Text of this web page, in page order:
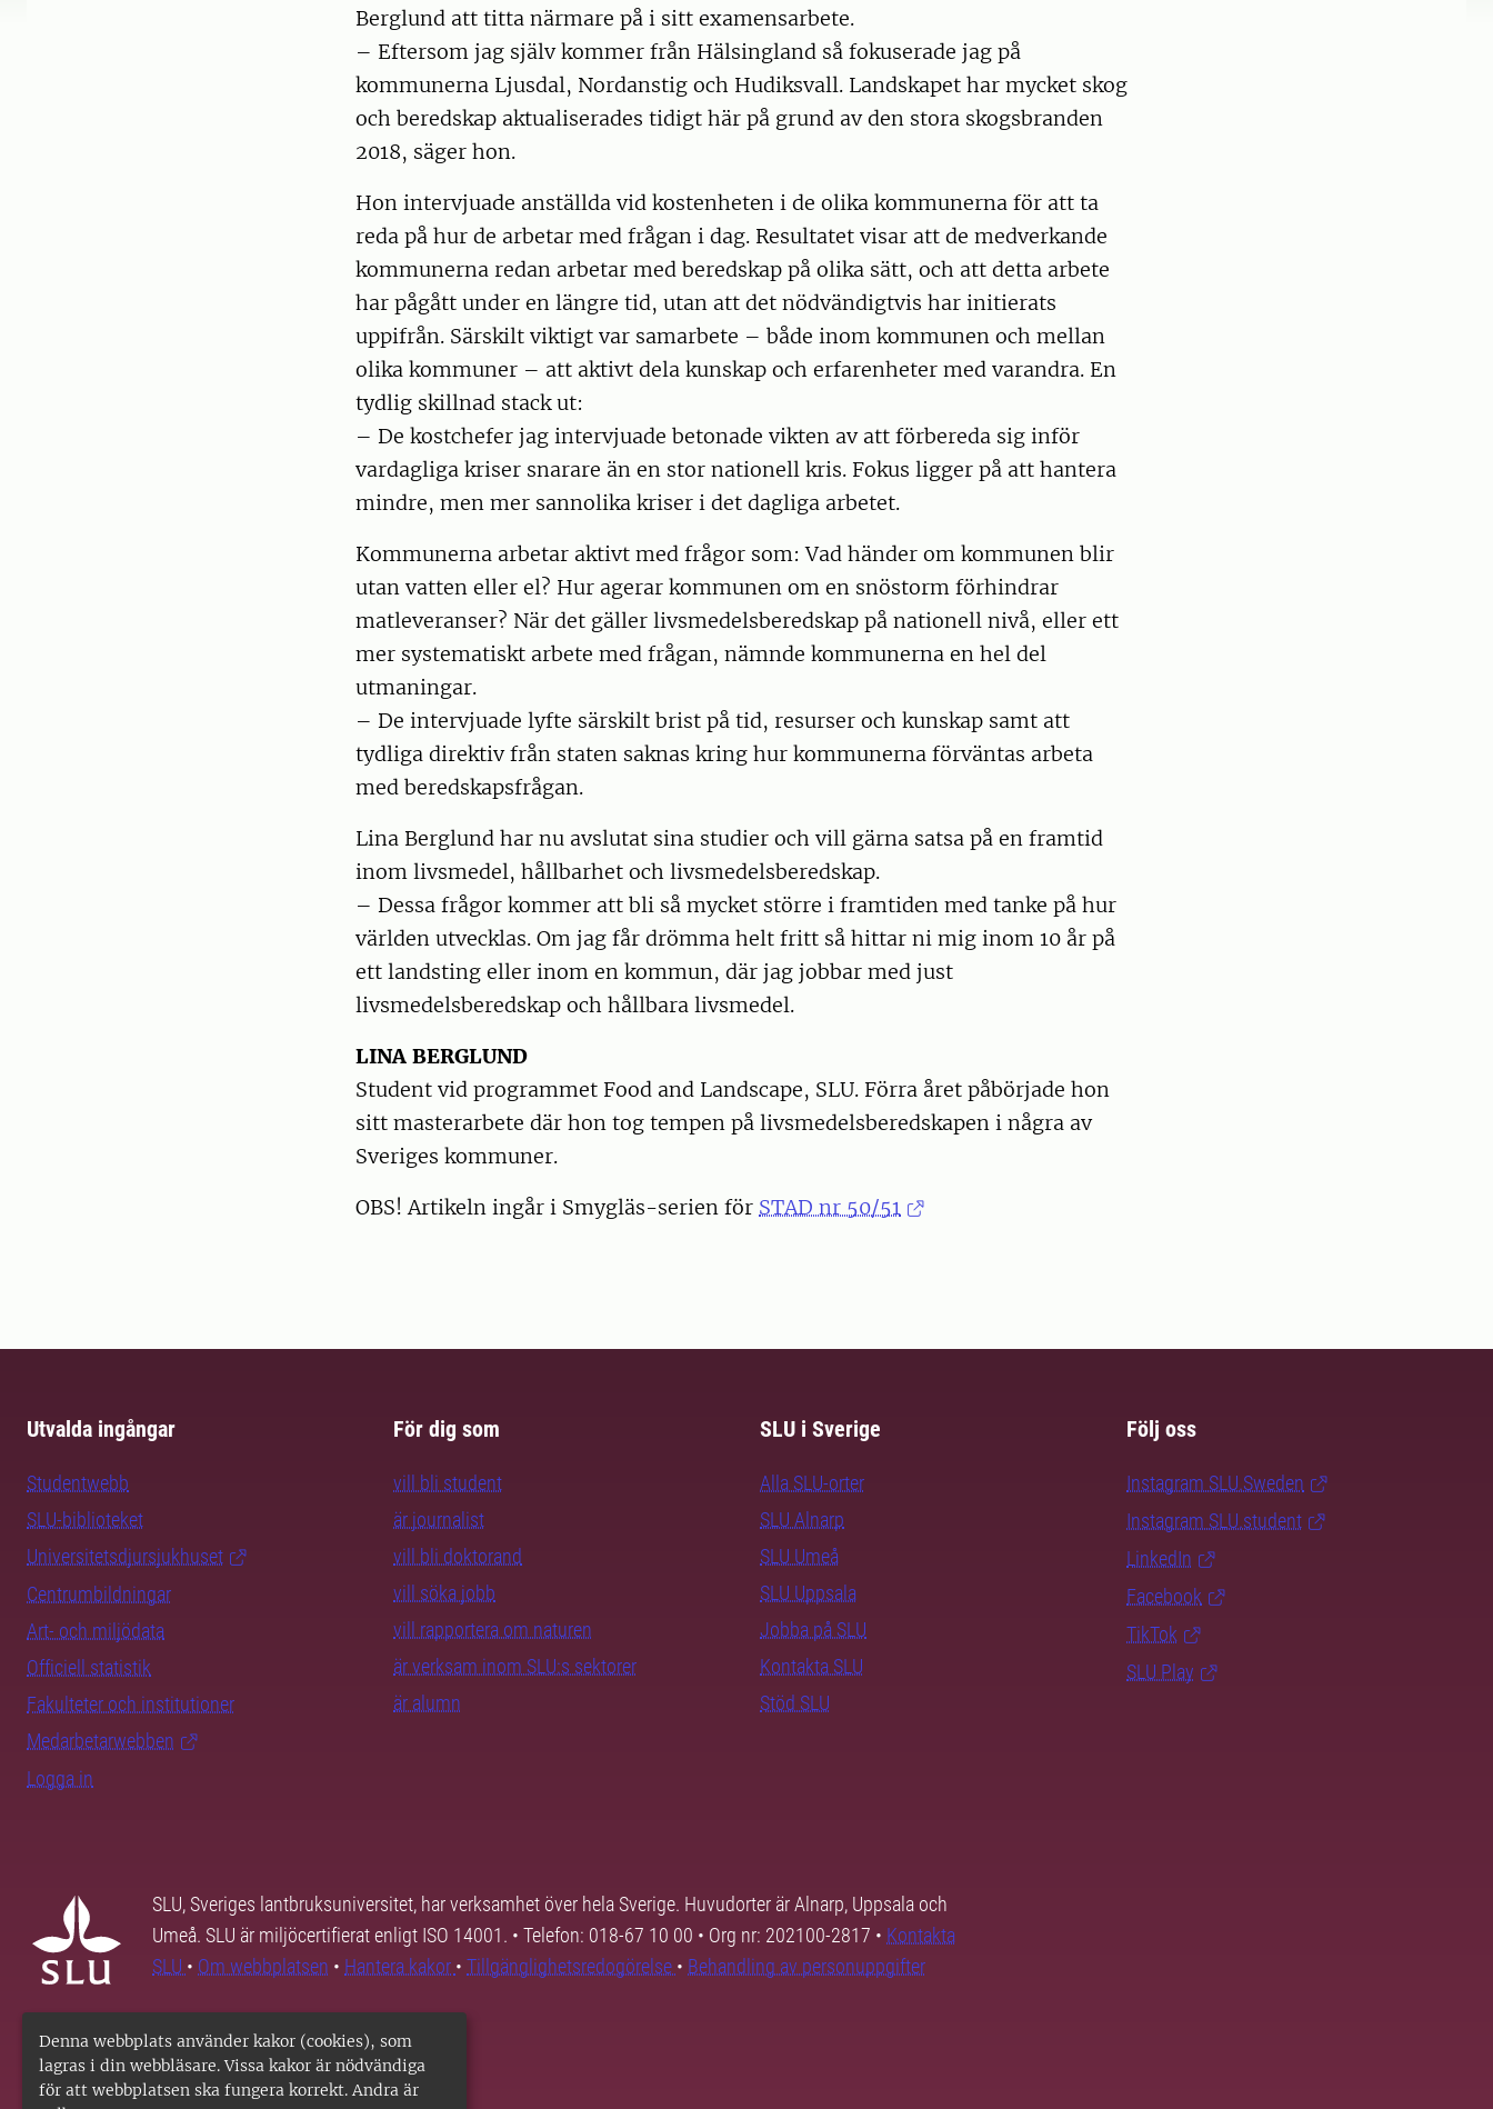
Denna webbplats använder kakor (cookies), som
lagras i din webbläsare. Vissa kakor är nödvändiga
för att webbplatsen ska fungera korrekt. Andra är
Berglund att titta närmare på i sitt examensarbete.
– Eftersom jag själv kommer från Hälsingland så fokuserade jag på
kommunerna Ljusdal, Nordanstig och Hudiksvall. Landskapet har mycket skog
och beredskap aktualiserades tidigt här på grund av den stora skogsbranden
2018, säger hon.
Hon intervjuade anställda vid kostenheten i de olika kommunerna för att ta
reda på hur de arbetar med frågan i dag. Resultatet visar att de medverkande
kommunerna redan arbetar med beredskap på olika sätt, och att detta arbete
har pågått under en längre tid, utan att det nödvändigtvis har initierats
uppifrån. Särskilt viktigt var samarbete – både inom kommunen och mellan
olika kommuner – att aktivt dela kunskap och erfarenheter med varandra. En
tydlig skillnad stack ut:
– De kostchefer jag intervjuade betonade vikten av att förbereda sig inför
vardagliga kriser snarare än en stor nationell kris. Fokus ligger på att hantera
mindre, men mer sannolika kriser i det dagliga arbetet.
Kommunerna arbetar aktivt med frågor som: Vad händer om kommunen blir
utan vatten eller el? Hur agerar kommunen om en snöstorm förhindrar
matleveranser? När det gäller livsmedelsberedskap på nationell nivå, eller ett
mer systematiskt arbete med frågan, nämnde kommunerna en hel del
utmaningar.
– De intervjuade lyfte särskilt brist på tid, resurser och kunskap samt att
tydliga direktiv från staten saknas kring hur kommunerna förväntas arbeta
med beredskapsfrågan.
Lina Berglund har nu avslutat sina studier och vill gärna satsa på en framtid
inom livsmedel, hållbarhet och livsmedelsberedskap.
– Dessa frågor kommer att bli så mycket större i framtiden med tanke på hur
världen utvecklas. Om jag får drömma helt fritt så hittar ni mig inom 10 år på
ett landsting eller inom en kommun, där jag jobbar med just
livsmedelsberedskap och hållbara livsmedel.
LINA BERGLUND
Student vid programmet Food and Landscape, SLU. Förra året påbörjade hon
sitt masterarbete där hon tog tempen på livsmedelsberedskapen i några av
Sveriges kommuner.
OBS! Artikeln ingår i Smygläs-serien för STAD nr 50/51
Utvalda ingångar
Studentwebb
SLU-biblioteket
Universitetsdjursjukhuset
Centrumbildningar
Art- och miljödata
Officiell statistik
Fakulteter och institutioner
Medarbetarwebben
Logga in
För dig som
vill bli student
är journalist
vill bli doktorand
vill söka jobb
vill rapportera om naturen
är verksam inom SLU:s sektorer
är alumn
SLU i Sverige
Alla SLU-orter
SLU Alnarp
SLU Umeå
SLU Uppsala
Jobba på SLU
Kontakta SLU
Stöd SLU
Följ oss
Instagram SLU.Sweden
Instagram SLU.student
LinkedIn
Facebook
TikTok
SLU Play
SLU, Sveriges lantbruksuniversitet, har verksamhet över hela Sverige. Huvudorter är Alnarp, Uppsala och
Umeå. SLU är miljöcertifierat enligt ISO 14001. • Telefon: 018-67 10 00 • Org nr: 202100-2817 • Kontakta
SLU • Om webbplatsen • Hantera kakor • Tillgänglighetsredogörelse • Behandling av personuppgifter